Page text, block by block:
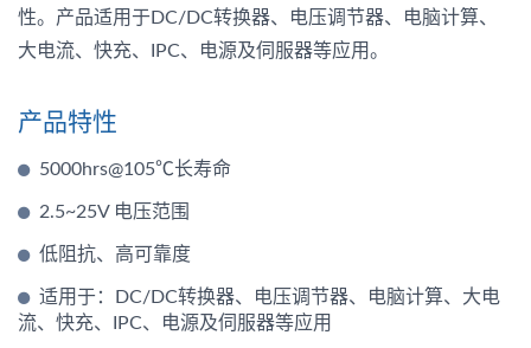
性。产品适用于DC/DC转换器、电压调节器、电脑计算、
大电流、快充、IPC、电源及伺服器等应用。
产品特性
5000hrs@105℃长寿命
2.5~25V 电压范围
低阻抗、高可靠度
适用于：DC/DC转换器、电压调节器、电脑计算、大电
流、快充、IPC、电源及伺服器等应用